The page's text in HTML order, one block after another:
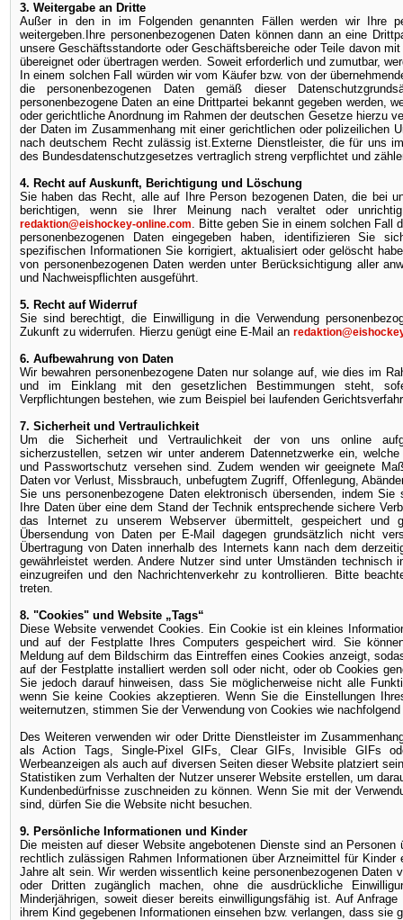
3. Weitergabe an Dritte
Außer in den in im Folgenden genannten Fällen werden wir Ihre
weitergeben.Ihre personenbezogenen Daten können dann an eine
unsere Geschäftsstandorte oder Geschäftsbereiche oder Teile davon
übereignet oder übertragen werden. Soweit erforderlich und zumutbar,
In einem solchen Fall würden wir vom Käufer bzw. von der
die personenbezogenen Daten gemäß dieser
personenbezogene Daten an eine Drittpartei bekannt gegeben werden,
oder gerichtliche Anordnung im Rahmen der deutschen Gesetze hierzu
der Daten im Zusammenhang mit einer gerichtlichen oder polizeilichen
nach deutschem Recht zulässig ist.Externe Dienstleister, die für uns
des Bundesdatenschutzgesetzes vertraglich streng verpflichtet und
4. Recht auf Auskunft, Berichtigung und Löschung
Sie haben das Recht, alle auf Ihre Person bezogenen Daten, die bei
berichtigen, wenn sie Ihrer Meinung nach veraltet oder
redaktion@eishockey-online.com. Bitte geben Sie in einem solchen Fall
personenbezogenen Daten eingegeben haben, identifizieren Sie
spezifischen Informationen Sie korrigiert, aktualisiert oder gelöscht
von personenbezogenen Daten werden unter Berücksichtigung aller
und Nachweispflichten ausgeführt.
5. Recht auf Widerruf
Sie sind berechtigt, die Einwilligung in die Verwendung
Zukunft zu widerrufen. Hierzu genügt eine E-Mail an
6. Aufbewahrung von Daten
Wir bewahren personenbezogene Daten nur solange auf, wie dies im
und im Einklang mit den gesetzlichen Bestimmungen steht,
Verpflichtungen bestehen, wie zum Beispiel bei laufenden
7. Sicherheit und Vertraulichkeit
Um die Sicherheit und Vertraulichkeit der von uns online
sicherzustellen, setzen wir unter anderem Datennetzwerke ein,
und Passwortschutz versehen sind. Zudem wenden wir geeignete
Daten vor Verlust, Missbrauch, unbefugtem Zugriff, Offenlegung,
Sie uns personenbezogene Daten elektronisch übersenden, indem
Ihre Daten über eine dem Stand der Technik entsprechende sichere
das Internet zu unserem Webserver übermittelt, gespeichert
Übersendung von Daten per E-Mail dagegen grundsätzlich nicht
Übertragung von Daten innerhalb des Internets kann nach dem
gewährleistet werden. Andere Nutzer sind unter Umständen technisch
einzugreifen und den Nachrichtenverkehr zu kontrollieren. Bitte
treten.
8. "Cookies" und Website „Tags“
Diese Website verwendet Cookies. Ein Cookie ist ein kleines
und auf der Festplatte Ihres Computers gespeichert wird. Sie
Meldung auf dem Bildschirm das Eintreffen eines Cookies anzeigt,
auf der Festplatte installiert werden soll oder nicht, oder ob Cookies
Sie jedoch darauf hinweisen, dass Sie möglicherweise nicht alle
wenn Sie keine Cookies akzeptieren. Wenn Sie die Einstellungen
weiternutzen, stimmen Sie der Verwendung von Cookies wie
Des Weiteren verwenden wir oder Dritte Dienstleister im
als Action Tags, Single-Pixel GIFs, Clear GIFs, Invisible GIFs
Werbeanzeigen als auch auf diversen Seiten dieser Website platziert
Statistiken zum Verhalten der Nutzer unserer Website erstellen, um
Kundenbedürfnisse zuschneiden zu können. Wenn Sie mit der
sind, dürfen Sie die Website nicht besuchen.
9. Persönliche Informationen und Kinder
Die meisten auf dieser Website angebotenen Dienste sind an
rechtlich zulässigen Rahmen Informationen über Arzneimittel für
Jahre alt sein. Wir werden wissentlich keine personenbezogenen Daten
oder Dritten zugänglich machen, ohne die ausdrückliche
Minderjährigen, soweit dieser bereits einwilligungsfähig ist. Auf
ihrem Kind gegebenen Informationen einsehen bzw. verlangen, dass sie